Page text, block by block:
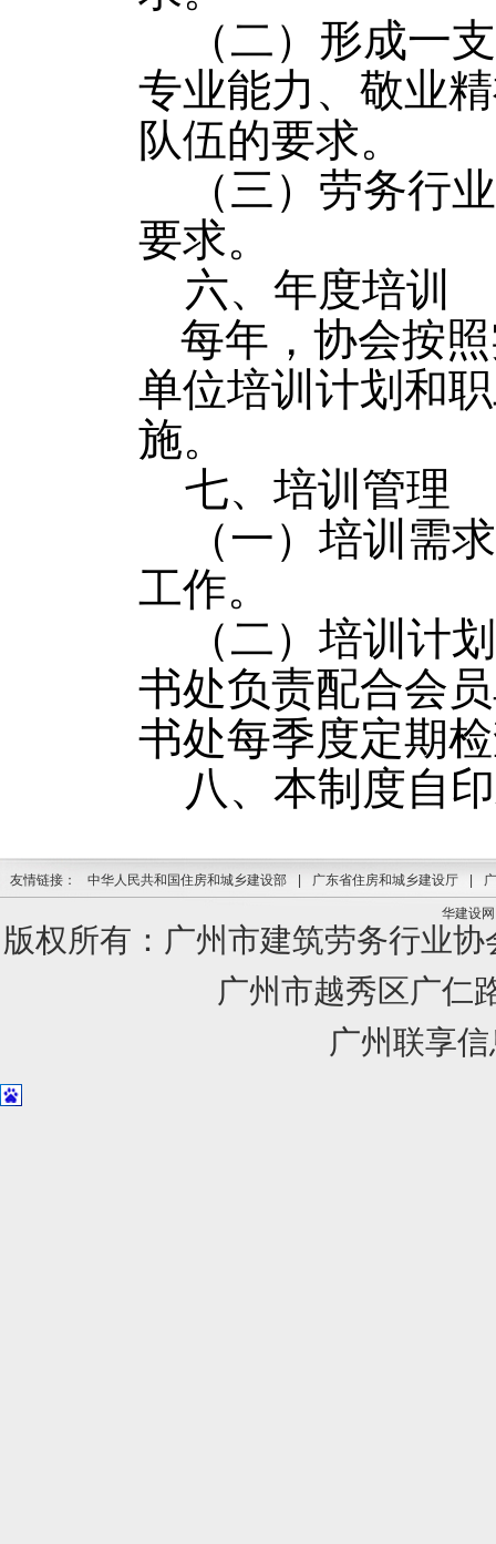
（二）形成一
专业能力、敬业
队伍的要求。
（三）劳务行
要求。
六、年度培训
每年，协会按
单位培训计划和
施。
七、培训管理
（一）培训需
工作。
（二）培训计
书处负责配合会
书处每季度定期
八、本制度自
友情链接： 中华人民共和国住房和城乡建设部 广东省住房和城乡建设厅
华建设网
版权所有：广州市建筑劳务行业
广州市越秀区广仁
广州联享